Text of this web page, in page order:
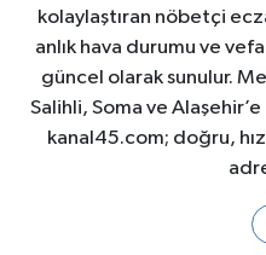
kolaylaştıran nöbetçi
anlık hava durumu ve
güncel olarak sunulur.
Salihli, Soma ve
kanal45.com; doğru,